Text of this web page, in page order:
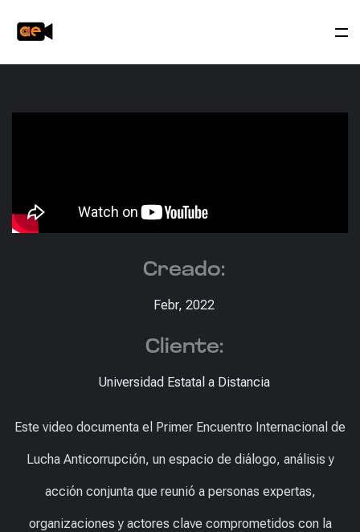
Creado:
Febr, 2022
Cliente:
Universidad Estatal a Distancia
Este video documenta el Primer Encuentro Internacional de
Lucha Anticorrupción, un espacio de diálogo, análisis y
acción conjunta que reunió a personas expertas,
organizaciones y actores clave comprometidos con la